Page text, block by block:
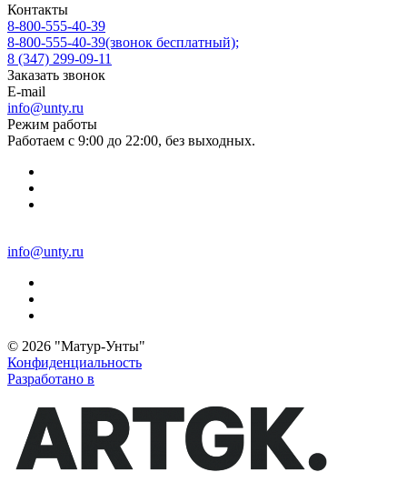
Контакты
8-800-555-40-39
8-800-555-40-39(звонок бесплатный);
8 (347) 299-09-11
Заказать звонок
E-mail
info@unty.ru
Режим работы
Работаем с 9:00 до 22:00, без выходных.
info@unty.ru
© 2026 "Матур-Унты"
Конфиденциальность
Разработано в